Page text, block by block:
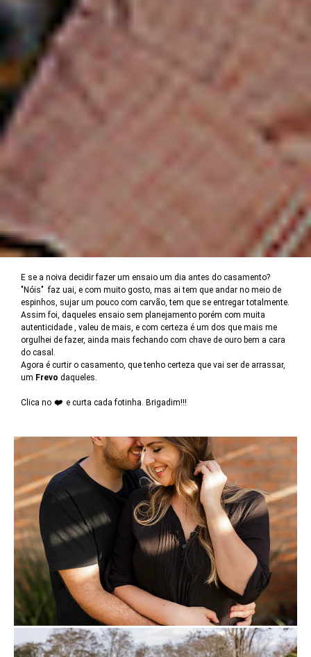
E se a noiva decidir fazer um ensaio um dia antes do casamento?
"Nóis" faz uai, e com muito gosto, mas ai tem que andar no meio de
espinhos, sujar um pouco com carvão, tem que se entregar totalmente.
Assim foi, daqueles ensaio sem planejamento porém com muita
autenticidade , valeu de mais, e com certeza é um dos que mais me
orgulhei de fazer, ainda mais fechando com chave de ouro bem a cara
do casal.
Agora é curtir o casamento, que tenho certeza que vai ser de arrassar,
um Frevo daqueles.
Clica no ❤️ e curta cada fotinha. Brigadim!!!